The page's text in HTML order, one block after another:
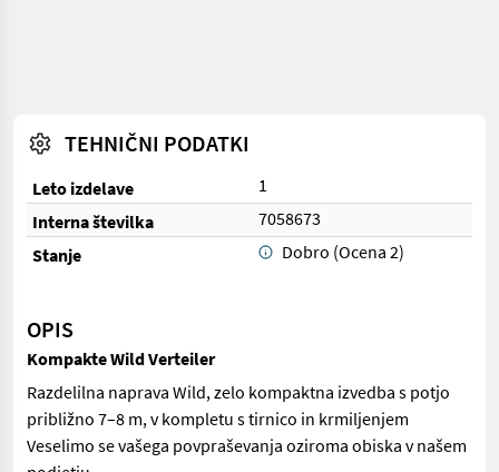
TEHNIČNI PODATKI
Leto izdelave
1
Interna številka
7058673
Stanje
Dobro (Ocena 2)
OPIS
Kompakte Wild Verteiler
Razdelilna naprava Wild, zelo kompaktna izvedba s potjo
približno 7–8 m, v kompletu s tirnico in krmiljenjem
Veselimo se vašega povpraševanja oziroma obiska v našem